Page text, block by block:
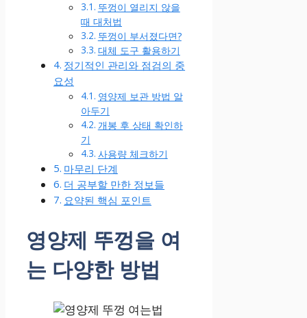
뚜껑이 열리지 않을
때 대처법
뚜껑이 부서졌다면?
대체 도구 활용하기
정기적인 관리와 점검의 중
요성
영양제 보관 방법 알
아두기
개봉 후 상태 확인하
기
사용량 체크하기
마무리 단계
더 공부할 만한 정보들
요약된 핵심 포인트
영양제 뚜껑을 여
는 다양한 방법